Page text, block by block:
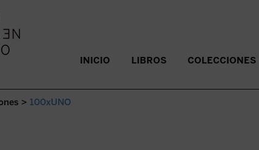
INICIO LIBROS COLECCIONES
> 100xUNO